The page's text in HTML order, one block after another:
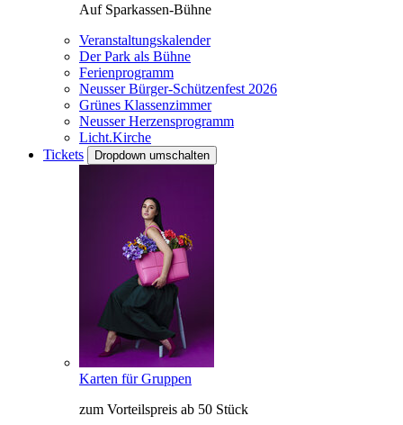
Auf Sparkassen-Bühne
Veranstaltungskalender
Der Park als Bühne
Ferienprogramm
Neusser Bürger-Schützenfest 2026
Grünes Klassenzimmer
Neusser Herzensprogramm
Licht.Kirche
Tickets
Dropdown umschalten
Karten für Gruppen
zum Vorteilspreis ab 50 Stück